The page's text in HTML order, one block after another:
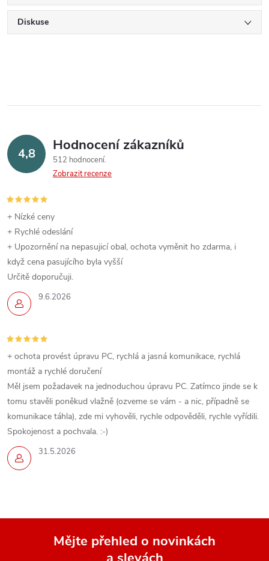
Diskuse
4,8 Hodnocení zákazníků
512 hodnocení
Zobrazit recenze
9.6.2026
+ Nízké ceny
+ Rychlé odeslání
+ Upozornění na nepasujicí obal, ochota vyměnit ho zdarma, i
když cena pasujícího byla vyšší
Určitě doporučuji.
31.5.2026
+ ochota provést úpravu PC, rychlá a jasná komunikace, rychlá
montáž a rychlé doručení
Měl jsem požadavek na jednoduchou úpravu PC. Zatímco jinde se k
tomu stavěli poněkud vlažně (ozveme se vám - a nic, případně se
komunikace táhla), zde mi vyhověli, rychle odpověděli, rychle vyřídili.
Spokojenost a pochvala. :-)
Mějte přehled o novinkách